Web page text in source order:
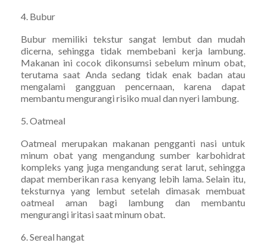
4. Bubur
Bubur memiliki tekstur sangat lembut dan mudah
dicerna, sehingga tidak membebani kerja lambung.
Makanan ini cocok dikonsumsi sebelum minum obat,
terutama saat Anda sedang tidak enak badan atau
mengalami gangguan pencernaan, karena dapat
membantu mengurangi risiko mual dan nyeri lambung.
5. Oatmeal
Oatmeal merupakan makanan pengganti nasi untuk
minum obat yang mengandung sumber karbohidrat
kompleks yang juga mengandung serat larut, sehingga
dapat memberikan rasa kenyang lebih lama. Selain itu,
teksturnya yang lembut setelah dimasak membuat
oatmeal aman bagi lambung dan membantu
mengurangi iritasi saat minum obat.
6. Sereal hangat